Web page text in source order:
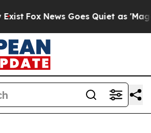
Fox News Goes Quiet as 'Maga